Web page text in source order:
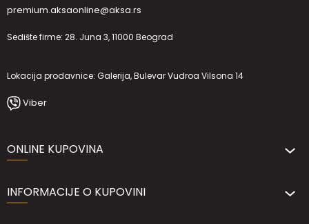
premium.aksaonline@aksa.rs
Sedište firme: 28. Juna 3, 11000 Beograd
Lokacija prodavnice: Galerija, Bulevar Vudroa Vilsona 14
Viber
ONLINE KUPOVINA
INFORMACIJE O KUPOVINI